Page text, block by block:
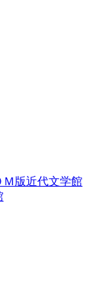
版近代文学館